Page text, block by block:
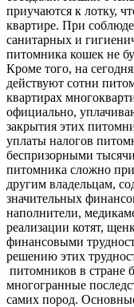
приучаются к лотку,
квартире. При
санитарных и
питомника кошек не
Кроме того, на
действуют сотни
квартирах
официально,
закрытия этих
уплаты налогов
беспризорными
питомника сложно
другим владельцам,
значительных
наполнители,
реализации котят,
финансовыми
решению этих
питомников в стране
многогранные
самих пород.